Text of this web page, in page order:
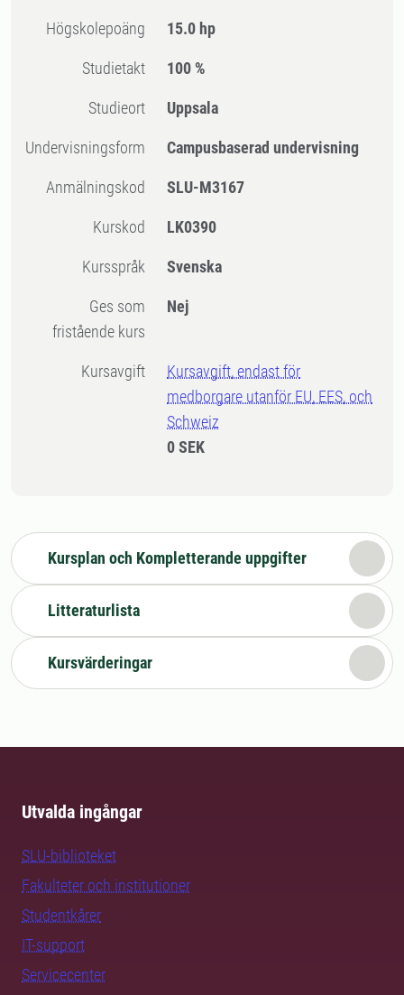
högskolepoäng 15.0 hp
Studietakt 100 %
Studieort Uppsala
Undervisningsform Campusbaserad undervisning
Anmälningskod SLU-M3167
Kurskod LK0390
Kursspråk Svenska
Ges som
fristående kurs
Nej
Kursavgift
Kursavgift, endast för
medborgare utanför EU, EES, och
Schweiz
0 SEK
Kursplan och Kompletterande uppgifter
Litteraturlista
Kursvärderingar
Utvalda ingångar
SLU-biblioteket
Fakulteter och institutioner
Studentkårer
IT-support
Servicecenter